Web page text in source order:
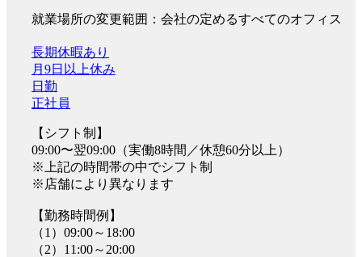
就業場所の変更範囲：会社の定めるすべてのオフィス
長期休暇あり
月9日以上休み
日勤
正社員
【シフト制】
09:00〜翌09:00（実働8時間／休憩60分以上）
※上記の時間帯の中でシフト制
※店舗により異なります
【勤務時間例】
（1）09:00～18:00
（2）11:00～20:00